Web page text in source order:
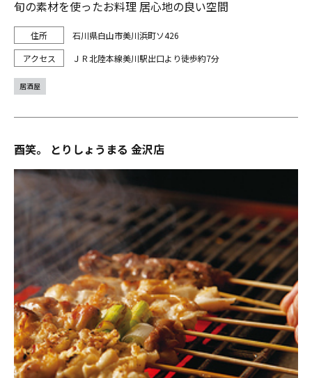
旬の素材を使ったお料理 居心地の良い空間
石川県白山市美川浜町ソ426
ＪＲ北陸本線美川駅出口より徒歩約7分
居酒屋
酉笑。 とりしょうまる 金沢店